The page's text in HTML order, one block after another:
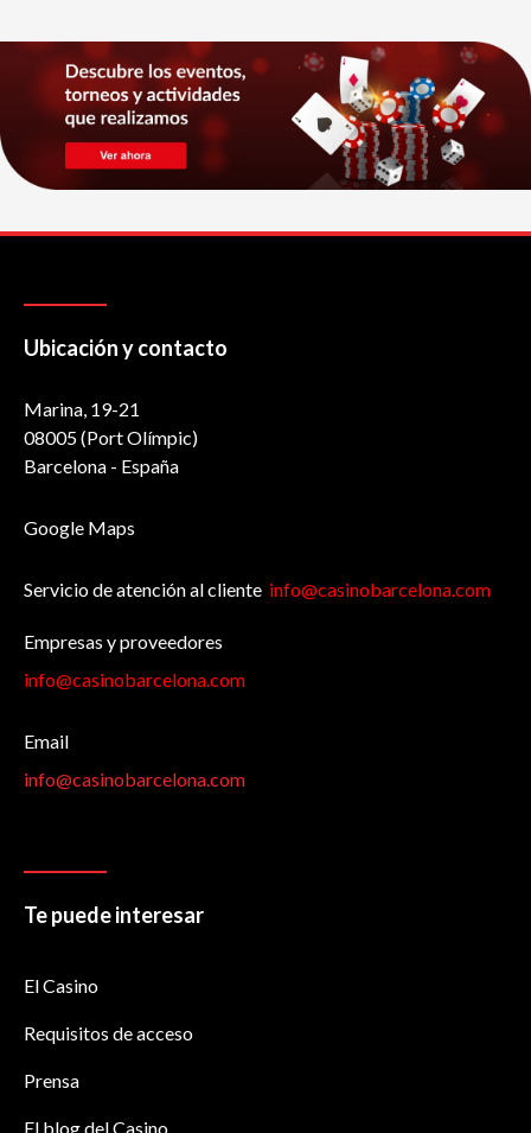
Ubicación y contacto
Marina, 19-21
08005 (Port Olímpic)
Barcelona - España
Google Maps
Servicio de atención al cliente info@casinobarcelona.com
Empresas y proveedores
info@casinobarcelona.com
Email
info@casinobarcelona.com
Te puede interesar
El Casino
Requisitos de acceso
Prensa
El blog del Casino